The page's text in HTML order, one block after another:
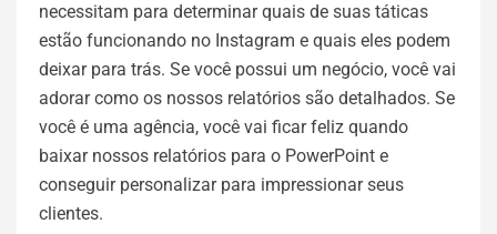
necessitam para determinar quais de suas táticas
estão funcionando no Instagram e quais eles podem
deixar para trás. Se você possui um negócio, você vai
adorar como os nossos relatórios são detalhados. Se
você é uma agência, você vai ficar feliz quando
baixar nossos relatórios para o PowerPoint e
conseguir personalizar para impressionar seus
clientes.